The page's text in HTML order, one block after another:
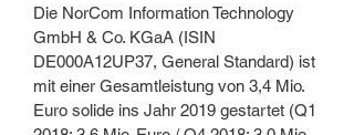
Die NorCom Information Technology
GmbH & Co. KGaA (ISIN
DE000A12UP37, General Standard) ist
mit einer Gesamtleistung von 3,4 Mio.
Euro solide ins Jahr 2019 gestartet (Q1